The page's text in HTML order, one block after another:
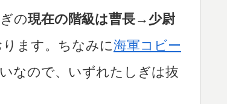
の現在の階級は曹長→少尉
ます。ちなみに海軍コビー
なので、いずれたしぎは抜